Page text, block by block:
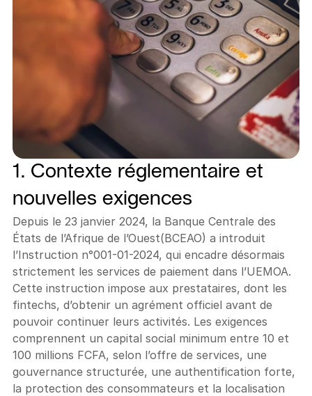
1. Contexte réglementaire et
nouvelles exigences
Depuis le 23 janvier 2024, la Banque Centrale des
États de l’Afrique de l’Ouest(BCEAO) a introduit
l’Instruction n°001-01-2024, qui encadre désormais
strictement les services de paiement dans l’UEMOA.
Cette instruction impose aux prestataires, dont les
fintechs, d’obtenir un agrément officiel avant de
pouvoir continuer leurs activités. Les exigences
comprennent un capital social minimum entre 10 et
100 millions FCFA, selon l’offre de services, une
gouvernance structurée, une authentification forte,
la protection des consommateurs et la localisation